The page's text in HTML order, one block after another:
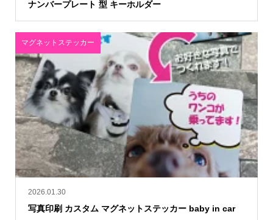
ナンバープレート 型 キーホルダー
2026.01.30
写真印刷 カスタム マグネットステッカー baby in car
マグネットステッカー